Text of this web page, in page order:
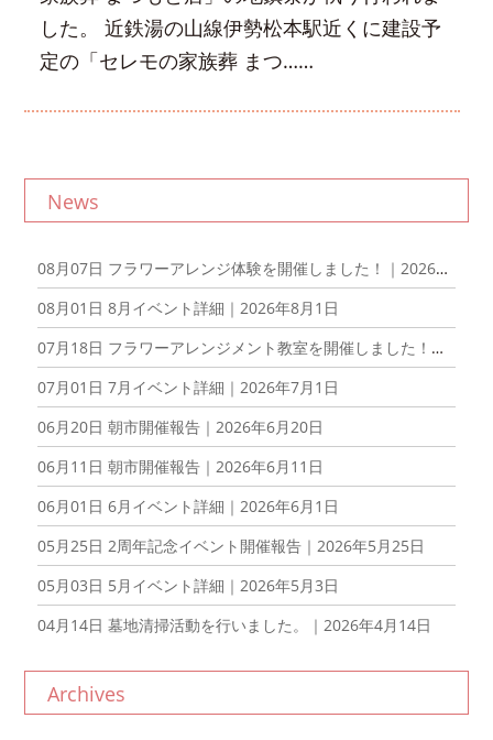
した。 近鉄湯の山線伊勢松本駅近くに建設予
定の「セレモの家族葬 まつ……
News
08月07日 フラワーアレンジ体験を開催しました！｜2026年8月7日
08月01日 8月イベント詳細｜2026年8月1日
07月18日 フラワーアレンジメント教室を開催しました！｜2026年6月20日
07月01日 7月イベント詳細｜2026年7月1日
06月20日 朝市開催報告｜2026年6月20日
06月11日 朝市開催報告｜2026年6月11日
06月01日 6月イベント詳細｜2026年6月1日
05月25日 2周年記念イベント開催報告｜2026年5月25日
05月03日 5月イベント詳細｜2026年5月3日
04月14日 墓地清掃活動を行いました。｜2026年4月14日
Archives